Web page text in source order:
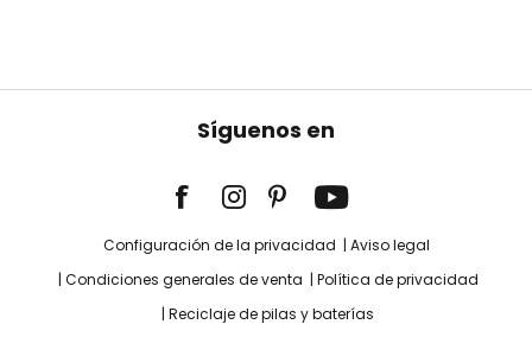
Síguenos en
Configuración de la privacidad
Aviso legal
Condiciones generales de venta
Política de privacidad
Reciclaje de pilas y baterías